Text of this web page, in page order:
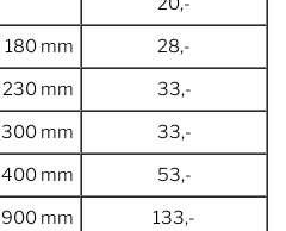
180 mm
28,-
230 mm
33,-
300 mm
33,-
400 mm
53,-
900 mm 133,-